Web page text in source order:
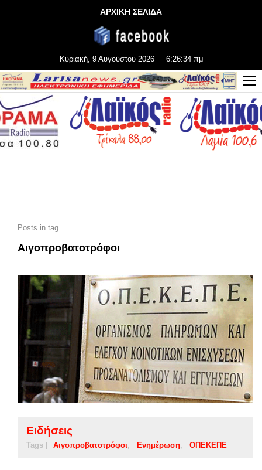
ΑΡΧΙΚΗ ΣΕΛΙΔΑ
Κυριακή, 9 Αυγούστου 2026 6:26:34 πμ
Posts in tag
Αιγοπροβατοτρόφοι
Ειδήσεις
Tags | Αιγοπροβατοτρόφοι Ενημέρωση ΟΠΕΚΕΠΕ